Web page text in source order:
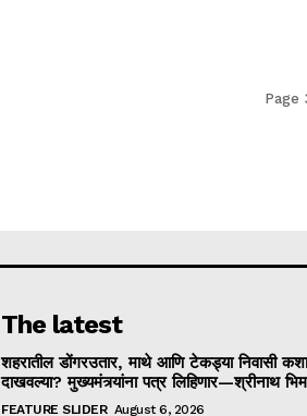
Page
The latest
शहरातील डोंगरउतार, माथे आणि टेकड्या निवासी
दाखवल्या? मुख्यमंत्र्यांना पत्र लिहिणार—श्रीनाथ
FEATURE SLIDER August 6, 2026